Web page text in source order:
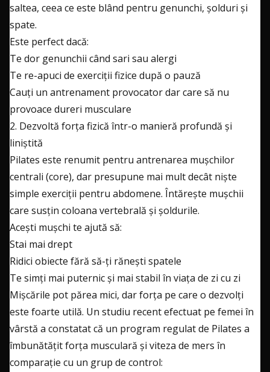
saltea, ceea ce este blând pentru genunchi, șolduri și
spate.
Este perfect dacă:
Te dor genunchii când sari sau alergi
Te re-apuci de exerciții fizice după o pauză
Cauți un antrenament provocator dar care să nu
provoace dureri musculare
2. Dezvoltă forța fizică într-o manieră profundă și
liniștită
Pilates este renumit pentru antrenarea mușchilor
centrali (core), dar presupune mai mult decât niște
simple exerciții pentru abdomene. Întărește mușchii
care susțin coloana vertebrală și șoldurile.
Acești mușchi te ajută să:
Stai mai drept
Ridici obiecte fără să-ți rănești spatele
Te simți mai puternic și mai stabil în viața de zi cu zi
Mișcările pot părea mici, dar forța pe care o dezvolți
este foarte utilă. Un studiu recent efectuat pe femei în
vârstă a constatat că un program regulat de Pilates a
îmbunătățit forța musculară și viteza de mers în
comparație cu un grup de control: